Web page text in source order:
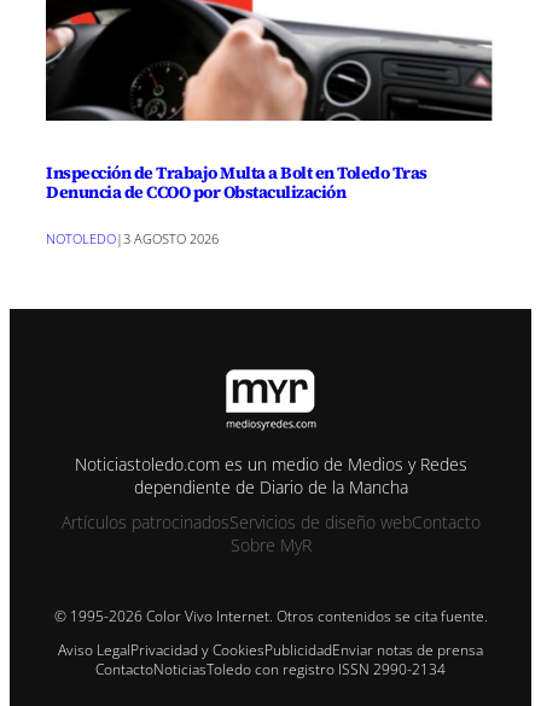
Inspección de Trabajo Multa a Bolt en Toledo Tras
Denuncia de CCOO por Obstaculización
NOTOLEDO|3 AGOSTO 2026
Noticiastoledo.com es un medio de Medios y Redes
dependiente de Diario de la Mancha
Artículos patrocinadosServicios de diseño webContacto
Sobre MyR
© 1995-2026 Color Vivo Internet. Otros contenidos se cita fuente.
Aviso LegalPrivacidad y CookiesPublicidadEnviar notas de prensa
ContactoNoticiasToledo con registro ISSN 2990-2134